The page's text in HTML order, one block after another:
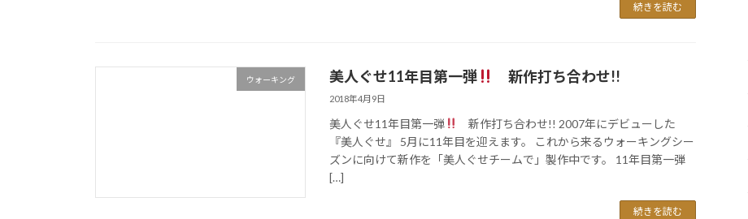
続きを読む
ウォーキング 美人ぐせ11年目第一弾 新作打ち合わせ!!
2018年4月9日
美人ぐせ11年目第一弾
新作打ち合わせ!! 2007年にデビューした
『美人ぐせ』 5月に11年目を迎えます。 これから来るウォーキングシー
ズンに向けて新作を「美人ぐせチームで」製作中です。 11年目第一弾
[…]
続きを読む